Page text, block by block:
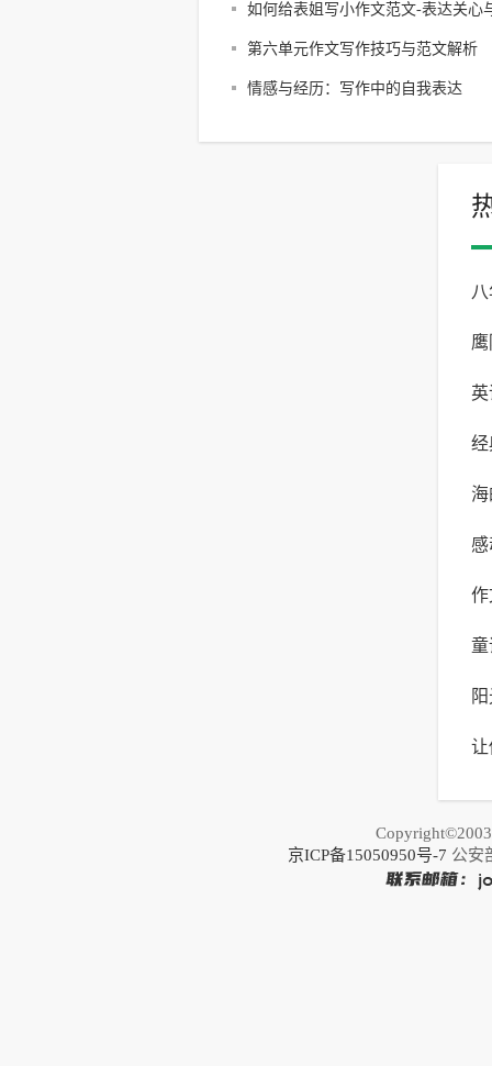
如何给表姐写小作文范文-表达关心
福第六单元作文写作技巧与范文解析
情感与经历：写作中的自我表达
写
能
经
感
合
作
童
写
让
公
京ICP备15050950号-7 公安